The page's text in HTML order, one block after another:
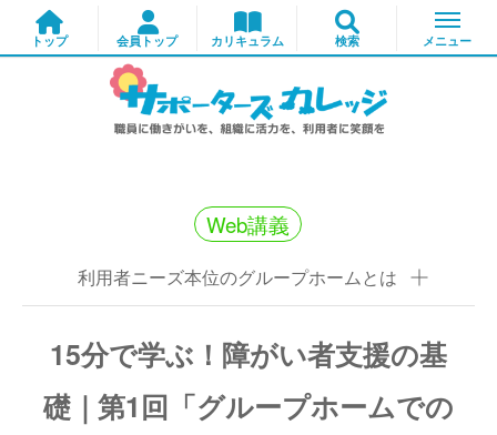
Web講義
利用者ニーズ本位のグループホームとは
15分で学ぶ！障がい者支援の基
礎｜第1回「グループホームでの